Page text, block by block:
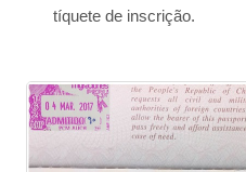
tíquete de inscrição.